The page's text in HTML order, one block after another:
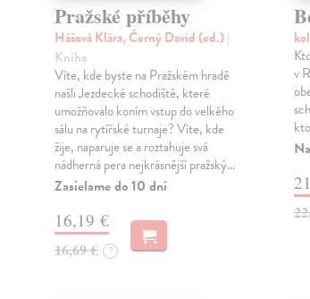
Pražské příběhy
Hášová Klára, Černý David (ed.)|
Kniha
Víte, kde byste na Pražském hradě
našli Jezdecké schodiště, které
umožňovalo koním vstup do velkého
sálu na rytířské turnaje? Víte, kde
žije, naparuje se a roztahuje svá
nádherná pera nejkrásnější pražský…
Zasielame do 10 dní
16,19 €
16,69 € ?
v